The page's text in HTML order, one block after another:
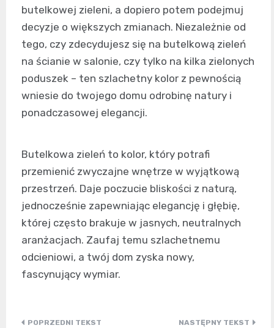
butelkowej zieleni, a dopiero potem podejmuj
decyzje o większych zmianach. Niezależnie od
tego, czy zdecydujesz się na butelkową zieleń
na ścianie w salonie, czy tylko na kilka zielonych
poduszek – ten szlachetny kolor z pewnością
wniesie do twojego domu odrobinę natury i
ponadczasowej elegancji.
Butelkowa zieleń to kolor, który potrafi
przemienić zwyczajne wnętrze w wyjątkową
przestrzeń. Daje poczucie bliskości z naturą,
jednocześnie zapewniając elegancję i głębię,
której często brakuje w jasnych, neutralnych
aranżacjach. Zaufaj temu szlachetnemu
odcieniowi, a twój dom zyska nowy,
fascynujący wymiar.